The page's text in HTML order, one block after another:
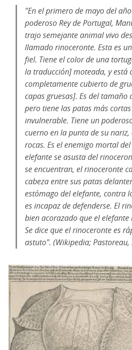
"En el primero de mayo del
poderoso Rey de Portugal,
trajo semejante animal vivo
llamado rinoceronte. Esta es
fiel. Tiene el color de una
la traducción] moteada, y está
completamente cubierto de
capas gruesas]. Es del tamaño
pero tiene las patas más cortas
invulnerable. Tiene un
cuerno en la punta de su
rocas. Es el enemigo mortal
elefante se asusta del
se encuentran, el rinoceronte
cabeza entre sus patas
estómago del elefante, contra
es incapaz de defenderse. El
bien acorazado que el elefante
Se dice que el rinoceronte es
astuto". (Wikipedia;